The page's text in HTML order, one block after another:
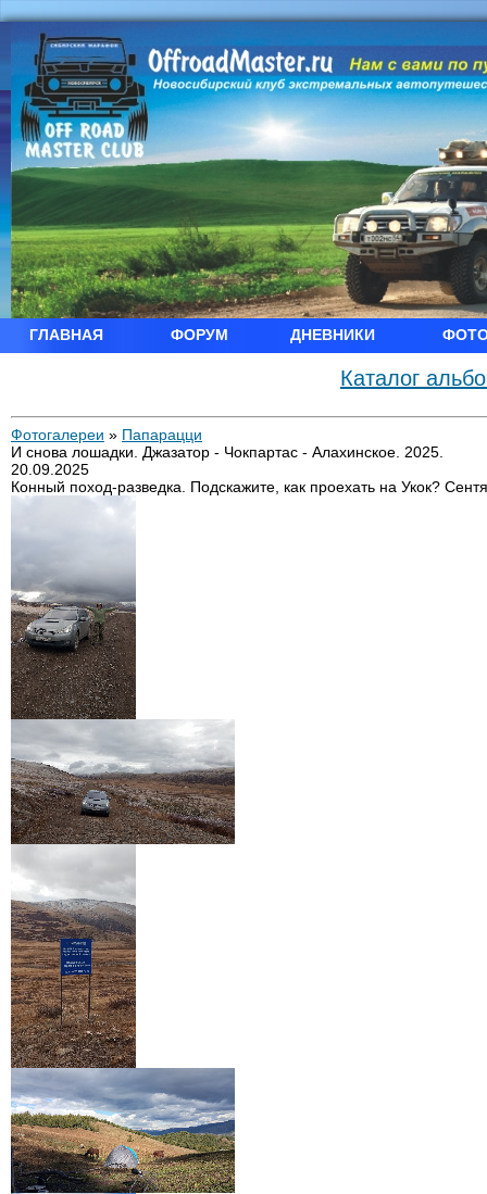
ГЛАВНАЯ ФОРУМ ДНЕВНИКИ
Каталог
Фотогалереи » Папарацци
И снова лошадки. Джазатор - Чокпартас - Алахинское. 2025.
20.09.2025
Конный поход-разведка. Подскажите, как проехать на Укок?